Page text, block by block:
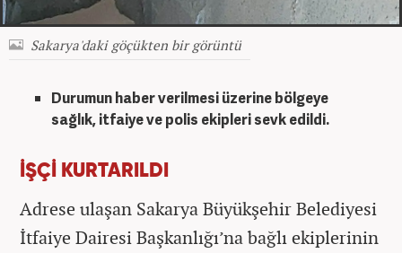
Sakarya'daki göçükten bir görüntü
Durumun haber verilmesiüzerine bölgeye
sağlık, itfaiye ve polis ekipleri sevk edildi.
İŞÇİ KURTARILDI
Adrese ulaşan Sakarya Büyükşehir Belediyesi
İtfaiye Dairesi Başkanlığı’na bağlı ekiplerinin